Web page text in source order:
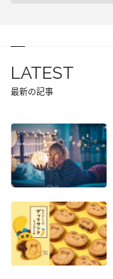
LATEST
最新の記事